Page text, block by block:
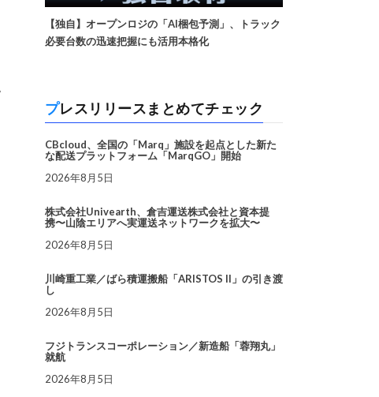
【独自】オープンロジの「AI梱包予測」、トラック
必要台数の迅速把握にも活用本格化
プレスリリースまとめてチェック
CBcloud、全国の「Marq」施設を起点とした新た
な配送プラットフォーム「MarqGO」開始
2026年8月5日
株式会社Univearth、倉吉運送株式会社と資本提
携〜山陰エリアへ実運送ネットワークを拡大〜
2026年8月5日
川崎重工業／ばら積運搬船「ARISTOS II」の引き渡
し
2026年8月5日
フジトランスコーポレーション／新造船「蓉翔丸」
就航
2026年8月5日